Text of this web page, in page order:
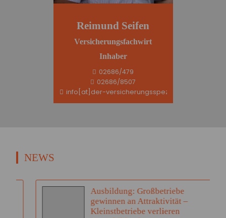
Reimund Seifen
Versicherungsfachwirt
Inhaber
02686/479
02686/8507
info[at]der-versicherungsspezi.de
NEWS
Ausbildung: Großbetriebe
gewinnen an Attraktivität –
Kleinstbetriebe verlieren